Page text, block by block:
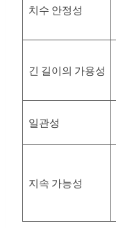
치수 안정성
긴 길이의 가용성
일관성
지속 가능성